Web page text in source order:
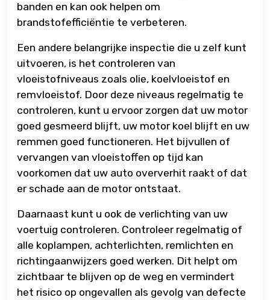
banden en kan ook helpen om
brandstofefficiëntie te verbeteren.
Een andere belangrijke inspectie die u zelf kunt
uitvoeren, is het controleren van
vloeistofniveaus zoals olie, koelvloeistof en
remvloeistof. Door deze niveaus regelmatig te
controleren, kunt u ervoor zorgen dat uw motor
goed gesmeerd blijft, uw motor koel blijft en uw
remmen goed functioneren. Het bijvullen of
vervangen van vloeistoffen op tijd kan
voorkomen dat uw auto oververhit raakt of dat
er schade aan de motor ontstaat.
Daarnaast kunt u ook de verlichting van uw
voertuig controleren. Controleer regelmatig of
alle koplampen, achterlichten, remlichten en
richtingaanwijzers goed werken. Dit helpt om
zichtbaar te blijven op de weg en vermindert
het risico op ongevallen als gevolg van defecte